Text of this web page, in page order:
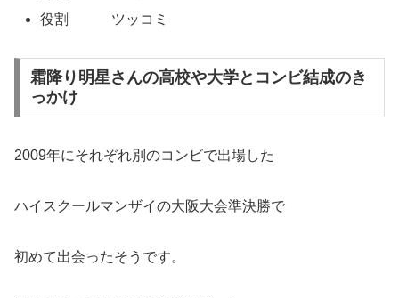
役割 ツッコミ
霜降り明星さんの高校や大学とコンビ結成のき
っかけ
2009年にそれぞれ別のコンビで出場した
ハイスクールマンザイの大阪大会準決勝で
初めて出会ったそうです。